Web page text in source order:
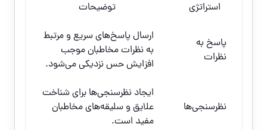
استراتژی توضیحات
پاسخ به
نظرات
ارسال پاسخ‌های سریع و مرتبط
به نظرات مخاطبان موجب
افزایش حس نزدیکی می‌شود.
نظرسنجی‌ها
ایجاد نظرسنجی‌ها برای شناخت
علایق و سلیقه‌های مخاطبان
مفید است.